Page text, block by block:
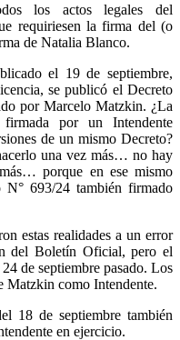
los actos legales del
requiriesen la firma del (o
de Natalia Blanco.
el 19 de septiembre,
se publicó el Decreto
por Marcelo Matzkin. ¿La
por un Intendente
de un mismo Decreto?
una vez más… no hay
porque en ese mismo
693/24 también firmado
estas realidades a un error
del Boletín Oficial, pero el
de septiembre pasado. Los
Matzkin como Intendente.
18 de septiembre también
en ejercicio.